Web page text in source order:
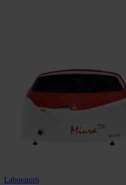
Laboratorij